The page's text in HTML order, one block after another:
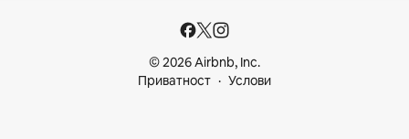
© 2026 Airbnb, Inc.
Приватност
Услови